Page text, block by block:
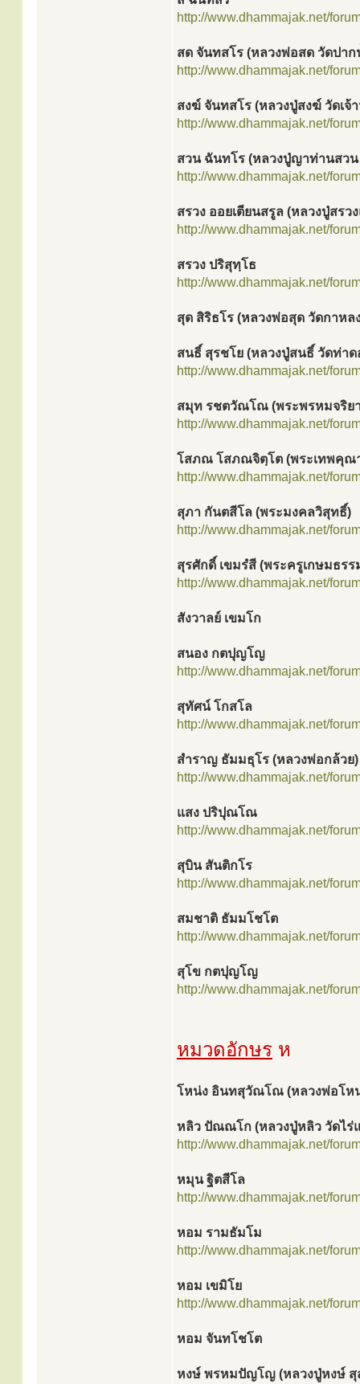
http://www.dhammajak.net/
สด จันทสโร (หลวงพ่อสด วัดปาก
http://www.dhammajak.net/
สงฆ์ จันทสโร (หลวงปู่สงฆ์ วัดเจ้
http://www.dhammajak.net/
สวน ฉันทโร (หลวงปู่ญาท่านสว
http://www.dhammajak.net/
สรวง ออยเตียนสรูล (หลวงปู่สรว
http://www.dhammajak.net/
สรวง ปริสุทฺโธ
http://www.dhammajak.net/
สุด สิริธโร (หลวงพ่อสุด วัดกาหล
สนธิ์ สุรชโย (หลวงปู่สนธิ์ วัดท่าด
http://www.dhammajak.net/
สมุท รชตวัณโณ (พระพรหมจริย
http://www.dhammajak.net/
โสภณ โสภณจิตฺโต (พระเทพคุณ
http://www.dhammajak.net/
สุภา กันตสีโล (พระมงคลวิสุทธิ์)
http://www.dhammajak.net/
สุรศักดิ์ เขมรํสี (พระครูเกษมธร
http://www.dhammajak.net/
สังวาลย์ เขมโก
สนอง กตปุญโญ
http://www.dhammajak.net/
สุทัศน์ โกสโล
http://www.dhammajak.net/
สำราญ ธัมมธุโร (หลวงพ่อกล้วย)
http://www.dhammajak.net/
แสง ปริปุณโณ
http://www.dhammajak.net/
สุบิน สันติกโร
http://www.dhammajak.net/
สมชาติ ธัมมโชโต
http://www.dhammajak.net/
สุโข กตปุญโญ
http://www.dhammajak.net/
หมวดอักษร ห
โหน่ง อินทสุวัณโณ (หลวงพ่อโห
หลิว ปัณณโก (หลวงปู่หลิว วัดไร่
http://www.dhammajak.net/
หมุน ฐิตสีโล
http://www.dhammajak.net/
หอม รามธัมโม
http://www.dhammajak.net/
หอม เขมิโย
http://www.dhammajak.net/
หอม จันทโชโต
หงษ์ พรหมปัญโญ (หลวงปู่หงษ์ สุ